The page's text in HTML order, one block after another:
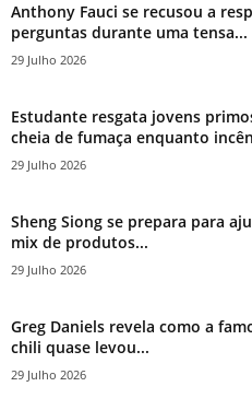
Anthony Fauci se recusou a
perguntas durante uma tensa...
29 Julho 2026
Estudante resgata jovens
cheia de fumaça enquanto
29 Julho 2026
Sheng Siong se prepara para
mix de produtos...
29 Julho 2026
Greg Daniels revela como a
chili quase levou...
29 Julho 2026